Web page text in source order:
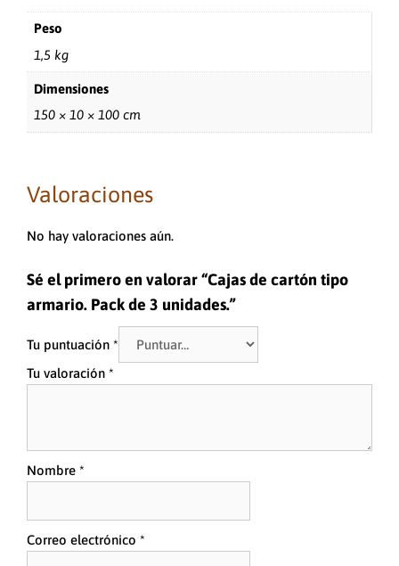
Peso
1,5 kg
Dimensiones
150 × 10 × 100 cm
Valoraciones
No hay valoraciones aún.
Sé el primero en valorar “Cajas de cartón tipo
armario. Pack de 3 unidades.”
Tu puntuación *
Tu valoración *
Nombre *
Correo electrónico *